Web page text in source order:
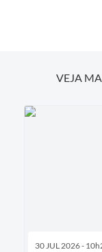
VEJA
30 JUL 2026 -